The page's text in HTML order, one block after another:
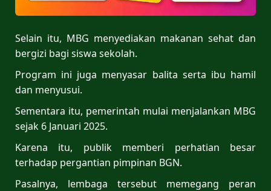
Selain itu, MBG menyediakan makanan sehat dan
bergizi bagi siswa sekolah.
Program ini juga menyasar balita serta ibu hamil
dan menyusui.
Sementara itu, pemerintah mulai menjalankan MBG
sejak 6 Januari 2025.
Karena itu, publik memberi perhatian besar
terhadap pergantian pimpinan BGN.
Pasalnya, lembaga tersebut memegang peran